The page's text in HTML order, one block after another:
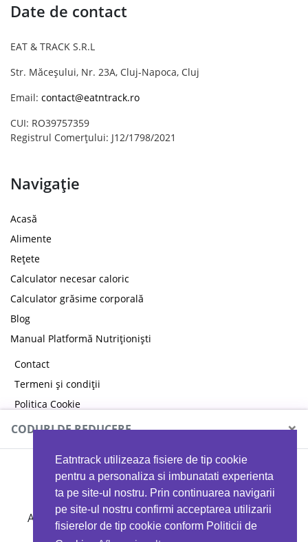
Eatntrack utilizeaza fisiere de tip cookie
pentru a personaliza si imbunatati experienta
ta pe site-ul nostru. Prin continuarea navigarii
pe site-ul nostru confirmi acceptarea utilizarii
fisierelor de tip cookie conform Politicii de
Date de contact
EAT & TRACK S.R.L
Str. Măceșului, Nr. 23A, Cluj-Napoca, Cluj
Email: contact@eatntrack.ro
CUI: RO39757359
Registrul Comerțului: J12/1798/2021
Navigație
Acasă
Alimente
Rețete
Calculator necesar caloric
Calculator grăsime corporală
Blog
Manual Platformă Nutriționiști
Contact
Termeni și condiții
Politica Cookie
Politica de confidențialitate
CODURI DE REDUCERE ×
MYPROTEIN
Ai 40%reducere la orice comandă folosind codul
EATTRACK